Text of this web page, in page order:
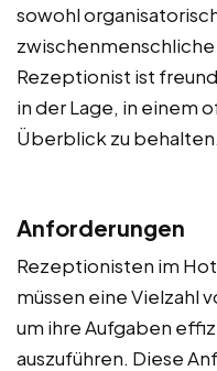
sowohl
Rezeptionist ist
in der Lage, in einem
Überblick zu behalten.
Anforderungen
Rezeptionisten im
müssen eine Vielzahl
um ihre Aufgaben
auszuführen. Diese